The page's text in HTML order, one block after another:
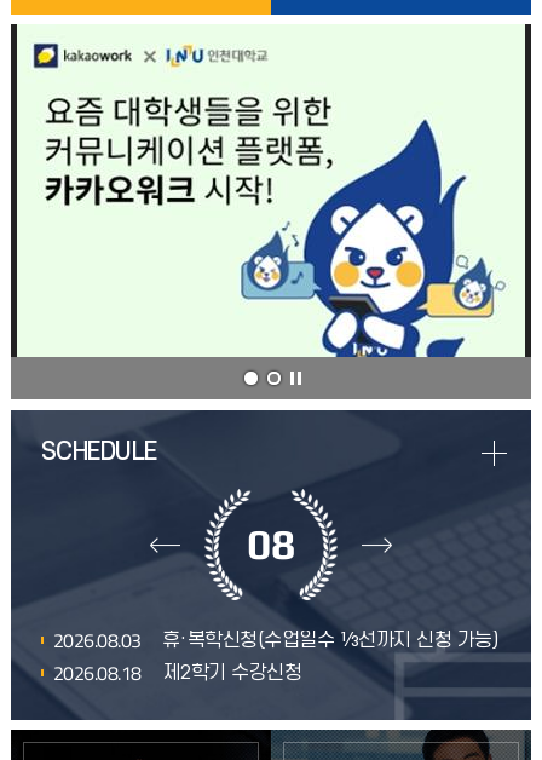
08
2026.08.03 휴·복학신청(수업일수 ⅓선까지 신청 가능)
2026.08.18 제2학기 수강신청